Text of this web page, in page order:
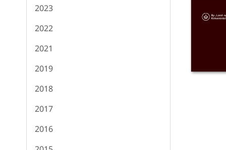
2023
2022
2021
2019
2018
2017
2016